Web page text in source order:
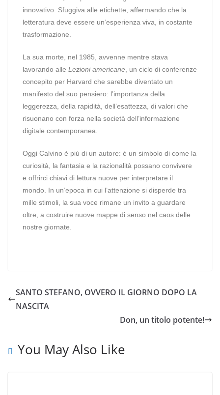
innovativo. Sfuggiva alle etichette, affermando che la
letteratura deve essere un’esperienza viva, in costante
trasformazione.
La sua morte, nel 1985, avvenne mentre stava
lavorando alle Lezioni americane , un ciclo di conferenze
concepito per Harvard che sarebbe diventato un
manifesto del suo pensiero: l’importanza della
leggerezza, della rapidità, dell’esattezza, di valori che
risuonano con forza nella società dell’informazione
digitale contemporanea.
Oggi Calvino è più di un autore: è un simbolo di come la
curiosità, la fantasia e la razionalità possano convivere
e offrirci chiavi di lettura nuove per interpretare il
mondo. In un’epoca in cui l’attenzione si disperde tra
mille stimoli, la sua voce rimane un invito a guardare
oltre, a costruire nuove mappe di senso nel caos delle
nostre giornate.
SANTO STEFANO, OVVERO IL GIORNO DOPO LA
NASCITA
Don, un titolo potente!
You May Also Like